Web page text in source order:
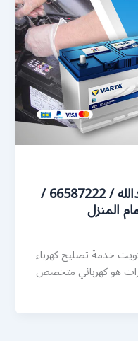
رقم كهربائي سيارات ميناء عبدالله / 66587222 /
المنزل
خدمة تصليح كهرباء
هو كهربائي متخصص